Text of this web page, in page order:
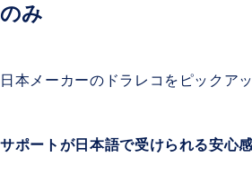
のみ
日本メーカーのドラレコをピックア
サポートが日本語で受けられる安心感